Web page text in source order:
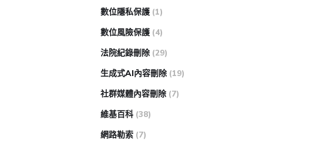
數位隱私保護 (1)
數位風險保護 (4)
法院紀錄刪除 (29)
生成式AI內容刪除 (19)
社群媒體內容刪除 (7)
維基百科 (38)
網路勒索 (7)